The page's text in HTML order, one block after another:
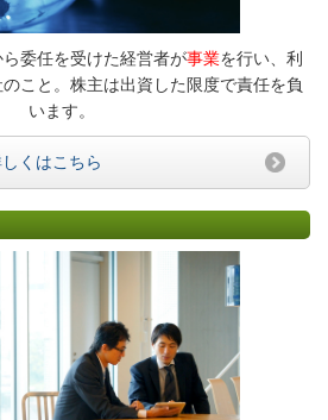
委任を受けた経営者が事業を行い、利
こと。株主は出資した限度で責任を負
います。
くはこちら